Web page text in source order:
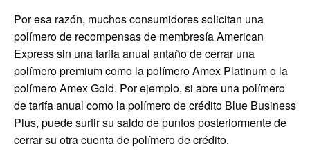
Por esa razón, muchos consumidores solicitan una
polímero de recompensas de membresía American
Express sin una tarifa anual antaño de cerrar una
polímero premium como la polímero Amex Platinum o la
polímero Amex Gold. Por ejemplo, si abre una polímero
de tarifa anual como la polímero de crédito Blue Business
Plus, puede surtir su saldo de puntos posteriormente de
cerrar su otra cuenta de polímero de crédito.